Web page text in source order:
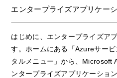
エンタープライズアプリケー
はじめに、エンタープライズア
す。ホームにある「Azureサー
タルメニュー」から、Microsoft
ンタープライズアプリケーショ